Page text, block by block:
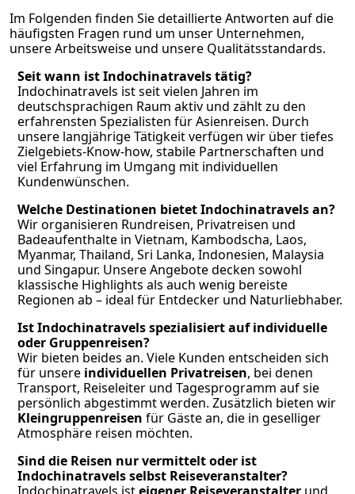
Im Folgenden finden Sie detaillierte Antworten auf die
häufigsten Fragen rund um unser Unternehmen,
unsere Arbeitsweise und unsere Qualitätsstandards.
Seit wann ist Indochinatravels tätig?
Indochinatravels ist seit vielen Jahren im
deutschsprachigen Raum aktiv und zählt zu den
erfahrensten Spezialisten für Asienreisen. Durch
unsere langjährige Tätigkeit verfügen wir über tiefes
Zielgebiets-Know-how, stabile Partnerschaften und
viel Erfahrung im Umgang mit individuellen
Kundenwünschen.
Welche Destinationen bietet Indochinatravels an?
Wir organisieren Rundreisen, Privatreisen und
Badeaufenthalte in Vietnam, Kambodscha, Laos,
Myanmar, Thailand, Sri Lanka, Indonesien, Malaysia
und Singapur. Unsere Angebote decken sowohl
klassische Highlights als auch wenig bereiste
Regionen ab – ideal für Entdecker und Naturliebhaber.
Ist Indochinatravels spezialisiert auf individuelle
oder Gruppenreisen?
Wir bieten beides an. Viele Kunden entscheiden sich
für unsere individuellen Privatreisen, bei denen
Transport, Reiseleiter und Tagesprogramm auf sie
persönlich abgestimmt werden. Zusätzlich bieten wir
Kleingruppenreisen für Gäste an, die in geselliger
Atmosphäre reisen möchten.
Sind die Reisen nur vermittelt oder ist
Indochinatravels selbst Reiseveranstalter?